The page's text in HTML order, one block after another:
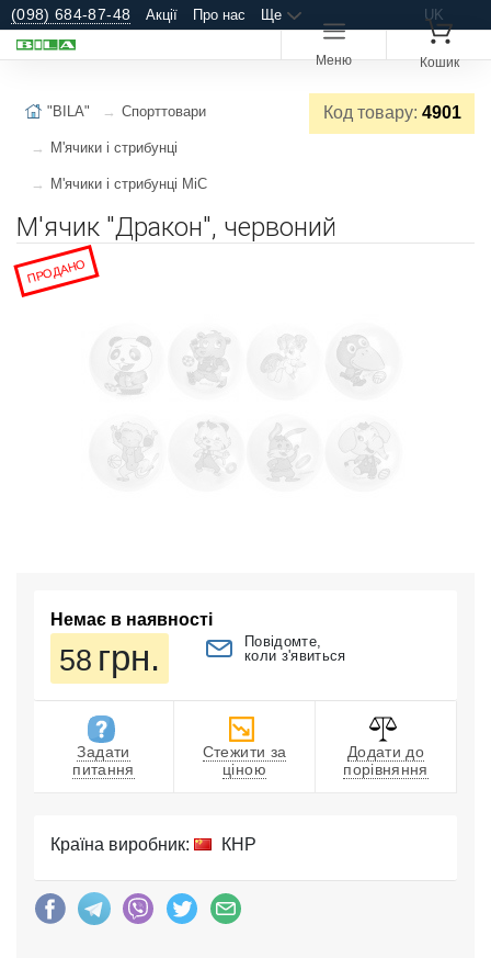
(098) 684-87-48 Акції Про нас Ще UK
Меню Кошик
Код товару: 4901
"BILA" Спорттовари
М'ячики і стрибунці
М'ячики і стрибунці MiC
М'ячик "Дракон", червоний
ПРОДАНО
Немає в наявності
58 грн.
Повідомте,
коли з'явиться
Задати
питання
Стежити за
ціною
Додати до
порівняння
Країна виробник: КНР